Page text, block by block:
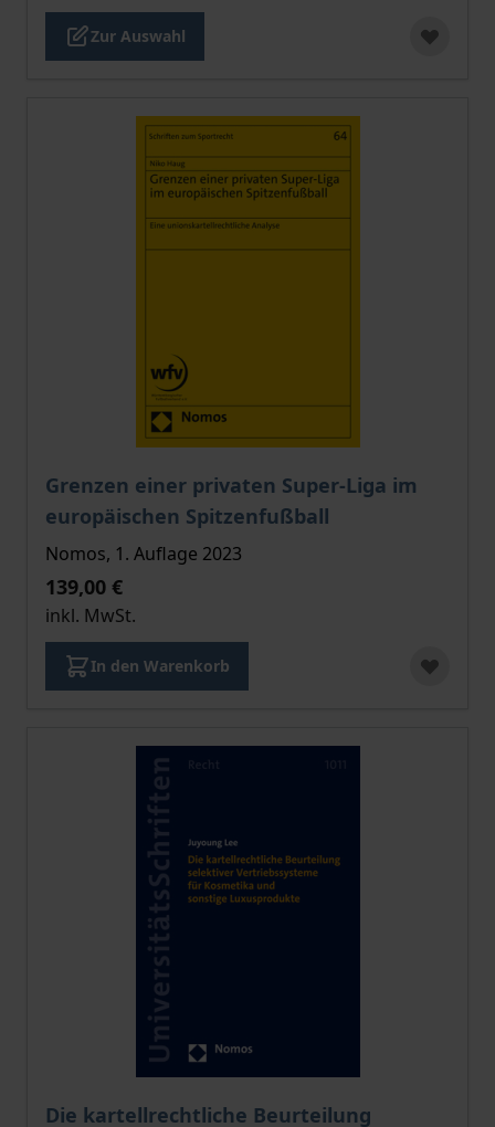
Zur Auswahl
Grenzen einer privaten Super-Liga im
europäischen Spitzenfußball
Der Preis dieses Titels richtet sich nach der
Nomos, 1. Auflage 2023
139,00 €
inkl. MwSt.
In den Warenkorb
Die kartellrechtliche Beurteilung
Der Preis dieses Titels richtet sich nach der